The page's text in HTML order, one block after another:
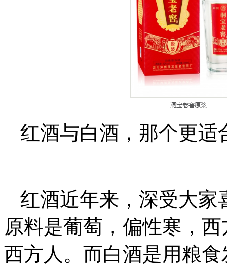
红酒与白酒，那个更适
红酒近年来，深受大家
原料是葡萄，偏性寒，
西方人。而白酒是用粮